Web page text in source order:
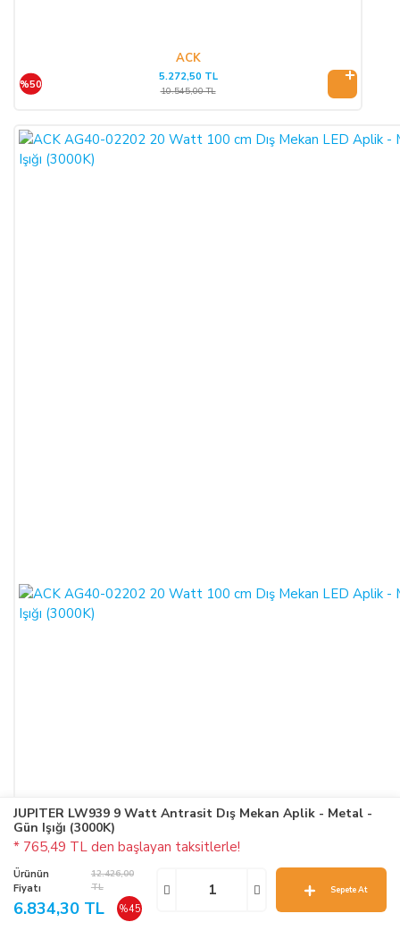
JUPITER LW939 9 Watt Antrasit Dış Mekan Aplik - Metal -
Gün Işığı (3000K)
* 765,49 TL den başlayan taksitlerle!
Ürünün
Fiyatı
12.426,00
TL
6.834,30 TL %45
Sepete At
ACK
%50
5.272,50 TL
10.545,00 TL